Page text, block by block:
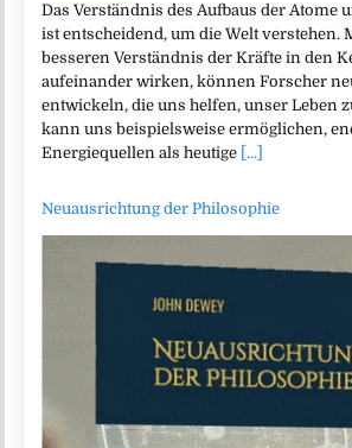
Das Verständnis des Aufbaus der Atome
ist entscheidend, um die Welt verstehen.
besseren Verständnis der Kräfte in den
aufeinander wirken, können Forscher
entwickeln, die uns helfen, unser Leben
kann uns beispielsweise ermöglichen,
Energiequellen als heutige [...]
Neuausrichtung der Philosophie